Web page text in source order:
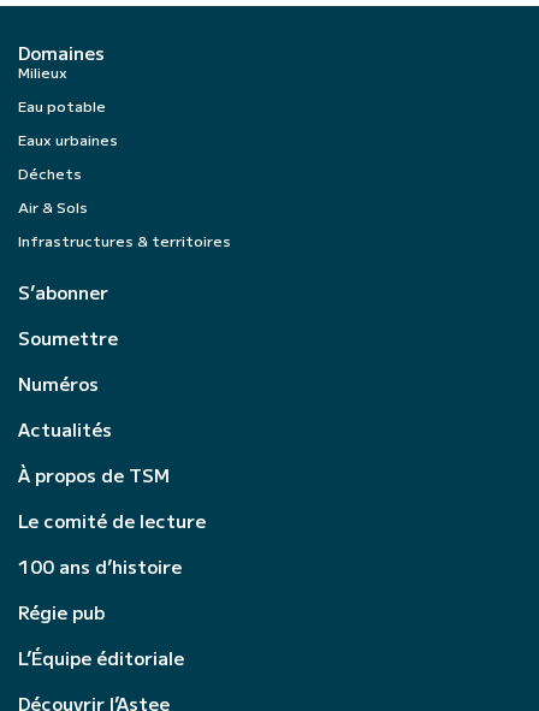
Domaines
Milieux
Eau potable
Eaux urbaines
Déchets
Air & Sols
Infrastructures & territoires
S’abonner
Soumettre
Numéros
Actualités
À propos de TSM
Le comité de lecture
100 ans d’histoire
Régie pub
L’Équipe éditoriale
Découvrir l’Astee